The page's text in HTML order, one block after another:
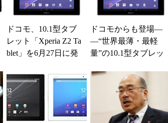
ドコモ、10.1型タブ
レット「Xperia Z2 Ta
blet」を6月27日に発
ドコモからも登場―
―“世界最薄・最軽
量”の10.1型タブレッ
S...